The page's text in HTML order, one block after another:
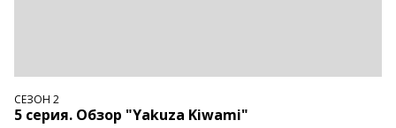
СЕЗОН 2
5 серия. Обзор "Yakuza Kiwami"